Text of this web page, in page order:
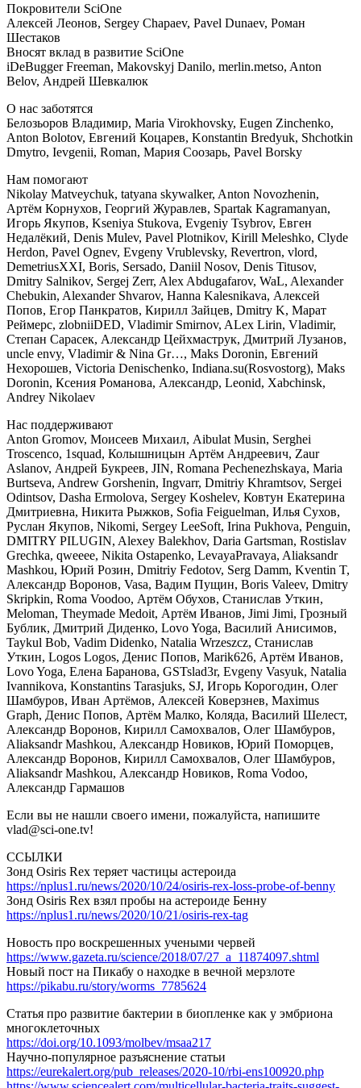
Покровители SciOne
Алексей Леонов, Sergey Chapaev, Pavel Dunaev, Роман
Шестаков
Вносят вклад в развитие SciOne
iDeBugger Freeman, Makovskyj Danilo, merlin.metso, Anton
Belov, Андрей Шевкалюк
О нас заботятся
Белозьоров Владимир, Maria Virokhovsky, Eugen Zinchenko,
Anton Bolotov, Евгений Коцарев, Konstantin Bredyuk, Shchotkin
Dmytro, Ievgenii, Roman, Мария Соозарь, Pavel Borsky
Нам помогают
Nikolay Matveychuk, tatyana skywalker, Anton Novozhenin,
Артём Корнухов, Георгий Журавлев, Spartak Kagramanyan,
Игорь Якупов, Kseniya Stukova, Evgeniy Tsybrov, Евген
Недалёкий, Denis Mulev, Pavel Plotnikov, Kirill Meleshko, Clyde
Herdon, Pavel Ognev, Evgeny Vrublevsky, Revertron, vlord,
DemetriusXXI, Boris, Sersado, Daniil Nosov, Denis Titusov,
Dmitry Salnikov, Sergej Zerr, Alex Abdugafarov, WaL, Alexander
Chebukin, Alexander Shvarov, Hanna Kalesnikava, Алексей
Попов, Егор Панкратов, Кирилл Зайцев, Dmitry K, Марат
Реймерс, zlobniiDED, Vladimir Smirnov, ALex Lirin, Vladimir,
Степан Сарасек, Александр Цейхмаструк, Дмитрий Лузанов,
uncle envy, Vladimir & Nina Gr…, Maks Doronin, Евгений
Нехорошев, Victoria Denischenko, Indiana.su(Rosvostorg), Maks
Doronin, Ксения Романова, Александр, Leonid, Xabchinsk,
Andrey Nikolaev
Нас поддерживают
Anton Gromov, Моисеев Михаил, Aibulat Musin, Serghei
Troscenco, 1squad, Колышницын Артём Андреевич, Zaur
Aslanov, Андрей Букреев, JIN, Romana Pechenezhskaya, Maria
Burtseva, Andrew Gorshenin, Ingvarr, Dmitriy Khramtsov, Sergei
Odintsov, Dasha Ermolova, Sergey Koshelev, Ковтун Екатерина
Дмитриевна, Никита Рыжков, Sofia Feiguelman, Илья Сухов,
Руслан Якупов, Nikomi, Sergey LeeSoft, Irina Pukhova, Penguin,
DMITRY PILUGIN, Alexey Balekhov, Daria Gartsman, Rostislav
Grechka, qweeee, Nikita Ostapenko, LevayaPravaya, Aliaksandr
Mashkou, Юрий Розин, Dmitriy Fedotov, Serg Damm, Kventin T,
Александр Воронов, Vasa, Вадим Пущин, Boris Valeev, Dmitry
Skripkin, Roma Voodoo, Артём Обухов, Станислав Уткин,
Meloman, Theymade Medoit, Артём Иванов, Jimi Jimi, Грозный
Бублик, Дмитрий Диденко, Lovo Yoga, Василий Анисимов,
Taykul Bob, Vadim Didenko, Natalia Wrzeszcz, Станислав
Уткин, Logos Logos, Денис Попов, Marik626, Артём Иванов,
Lovo Yoga, Елена Баранова, GSTslad3r, Evgeny Vasyuk, Natalia
Ivannikova, Konstantins Tarasjuks, SJ, Игорь Корогодин, Олег
Шамбуров, Иван Артёмов, Алексей Коверзнев, Maximus
Graph, Денис Попов, Артём Малко, Коляда, Василий Шелест,
Александр Воронов, Кирилл Самохвалов, Олег Шамбуров,
Aliaksandr Mashkou, Александр Новиков, Юрий Поморцев,
Александр Воронов, Кирилл Самохвалов, Олег Шамбуров,
Aliaksandr Mashkou, Александр Новиков, Roma Vodoo,
Александр Гармашов
Если вы не нашли своего имени, пожалуйста, напишите
vlad@sci-one.tv!
ССЫЛКИ
Зонд Osiris Rex теряет частицы астероида
https://nplus1.ru/news/2020/10/24/osiris-rex-loss-probe-of-benny
Зонд Osiris Rex взял пробы на астероиде Бенну
https://nplus1.ru/news/2020/10/21/osiris-rex-tag
Новость про воскрешенных учеными червей
https://www.gazeta.ru/science/2018/07/27_a_11874097.shtml
Новый пост на Пикабу о находке в вечной мерзлоте
https://pikabu.ru/story/worms_7785624
Статья про развитие бактерии в биопленке как у эмбриона
многоклеточных
https://doi.org/10.1093/molbev/msaa217
Научно-популярное разъяснение статьи
https://eurekalert.org/pub_releases/2020-10/rbi-ens100920.php